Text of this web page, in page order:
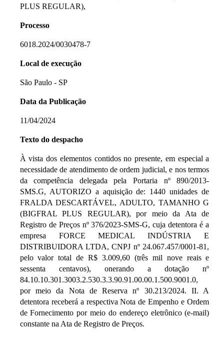
PLUS REGULAR),
Processo
6018.2024/0030478-7
Local de execução
São Paulo - SP
Data da Publicação
11/04/2024
Texto do despacho
À vista dos elementos contidos no presente, em especial a
necessidade de atendimento de ordem judicial, e nos termos
da competência delegada pela Portaria nº 890/2013-
SMS.G, AUTORIZO a aquisição de: 1440 unidades de
FRALDA DESCARTÁVEL, ADULTO, TAMANHO G
(BIGFRAL PLUS REGULAR), por meio da Ata de
Registro de Preços nº 376/2023-SMS-G, cuja detentora é a
empresa FORCE MEDICAL INDÚSTRIA E
DISTRIBUIDORA LTDA, CNPJ nº 24.067.457/0001-81,
pelo valor total de R$ 3.009,60 (três mil nove reais e
sessenta centavos), onerando a dotação nº
84.10.10.301.3003.2.530.3.3.90.91.00.00.1.500.9001.0,
por meio da Nota de Reserva nº 30.213/2024. II. A
detentora receberá a respectiva Nota de Empenho e Ordem
de Fornecimento por meio do endereço eletrônico (e-mail)
constante na Ata de Registro de Preços.